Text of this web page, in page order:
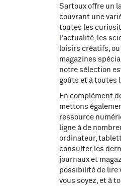
Sartoux offre un
couvrant une
toutes les
l'actualité, les
loisirs créatifs,
magazines
notre sélection
goûts et à toutes
En complément
mettons
ressource
ligne à de
ordinateur,
consulter les
journaux et
possibilité de lire
vous soyez, et à